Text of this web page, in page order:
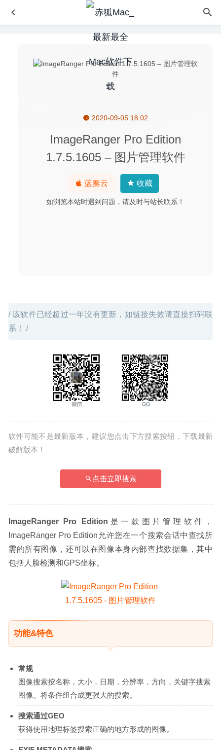
2020-09-05 18:02
ImageRanger Pro Edition
1.7.5.1605 – 图片管理软件
蓝奏云 收藏
如浏览本站时遇到问题，请及时与站长联系！
/ 该软件已经超过一年没有更新，如链接失效请直接扫码联
系！ /
软件可能不是最新版本，建议您点击下方搜索按钮，下载最新
破解版本！
点击立即搜索
ImageRanger Pro Edition 是一款图片管理软件，
ImageRanger Pro Edition允许您在一个搜索会话中查找所
需的所有图像，还可以在图像本身内部查找数据集，其中
包括人脸检测和GPS坐标。
功能&特色
常规
图像搜索按名称，大小，日期，分辨率，方向，关键字搜索
图像。将条件组合成更强大的搜索。
搜索通过GEO
获得使用地理标签搜索正确的地方形成的图像。
iNet Network Scanner 2.7.1 – 优秀的网络设备监视器
AnyTrans for IOS 8.7.0(20200831) 中文版-优秀的iPhone
设备管理工具
2020-09-03
Electerm 1.3.46 中文版-终端模拟器/ssh/sftp客户端
Music Tag Editor 2 5.4.0 中文版-音乐标签编辑器 2020-07-